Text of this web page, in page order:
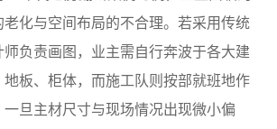
化与空间布局的不合理。若采用传统
负责画图，业主需自行奔波于各大建
板、柜体，而施工队则按部就班地作
旦主材尺寸与现场情况出现微小偏